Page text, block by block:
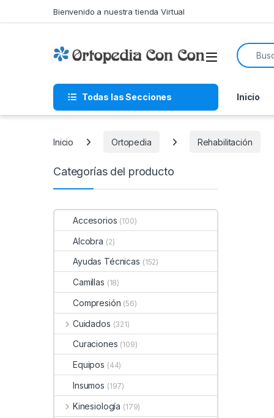
Bienvenido a nuestra tienda Virtual
Search
Todas las Secciones Inicio
Inicio Ortopedia Rehabilitación
Categorías del producto
Accesorios (100)
Alcobra (2)
Ayudas Técnicas (152)
Camillas (18)
Compresión (56)
Cuidados (321)
Curaciones (109)
Equipos (44)
Insumos (197)
Kinesiología (179)